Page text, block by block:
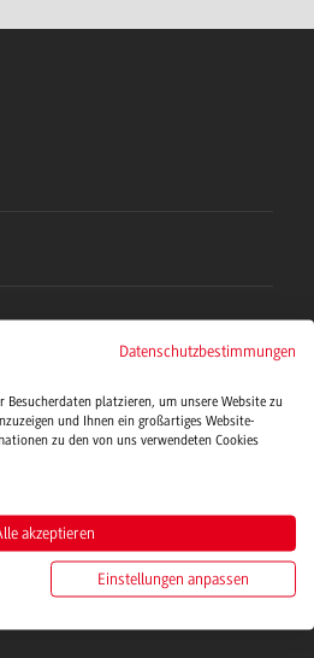
Datenschutzbestimmungen
Besucherdaten platzieren, um unsere Website zu
und Ihnen ein großartiges Website-
zu den von uns verwendeten Cookies
akzeptieren
Einstellungen anpassen